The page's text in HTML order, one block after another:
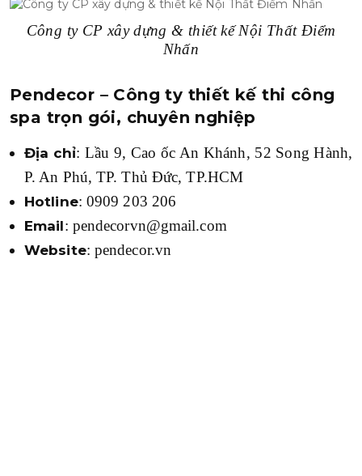
Công ty CP xây dựng & thiết kế Nội Thất Điểm
Nhấn
Pendecor – Công ty thiết kế thi công
spa trọn gói, chuyên nghiệp
Địa chỉ: Lầu 9, Cao ốc An Khánh, 52 Song Hành,
P. An Phú, TP. Thủ Đức, TP.HCM
Hotline: 0909 203 206
Email: pendecorvn@gmail.com
Website: pendecor.vn